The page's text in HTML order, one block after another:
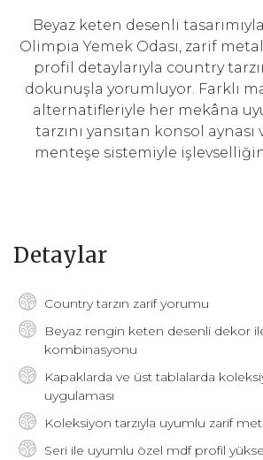
Beyaz keten desenli
Olimpia Yemek Odası, zarif
profil detaylarıyla country
dokunuşla yorumluyor. Farklı
alternatifleriyle her mekâna
tarzını yansıtan konsol aynası
menteşe sistemiyle
Detaylar
Country tarzın zarif yorumu
Beyaz rengin keten desenli dekor
kombinasyonu
Kapaklarda ve üst tablalarda
uygulaması
Koleksiyon tarzıyla uyumlu zarif
Seri ile uyumlu özel mdf profil